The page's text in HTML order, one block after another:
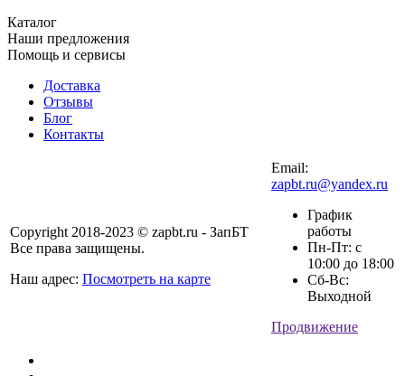
Каталог
Наши предложения
Помощь и сервисы
Доставка
Отзывы
Блог
Контакты
Copyright 2018-2023 © zapbt.ru - ЗапБТ
Все права защищены.
Наш адрес: Посмотреть на карте
Email:
zapbt.ru@yandex.ru
График
работы
Пн-Пт: с
10:00 до 18:00
Сб-Вс:
Выходной
Продвижение